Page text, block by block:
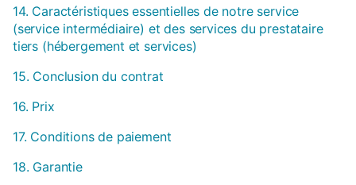
14. Caractéristiques essentielles de notre service
(service intermédiaire) et des services du prestataire
tiers (hébergement et services)
15. Conclusion du contrat
16. Prix
17. Conditions de paiement
18. Garantie